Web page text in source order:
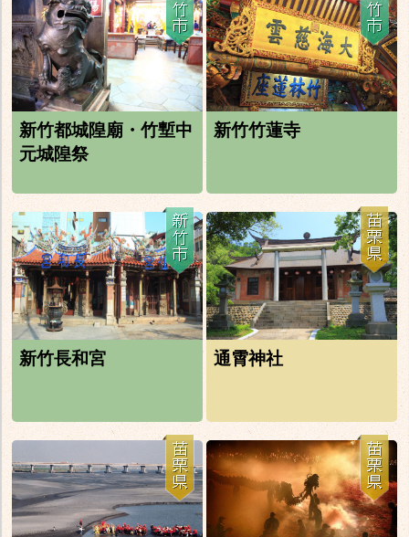
新竹都城隍廟・竹塹中
元城隍祭
新竹竹蓮寺
新竹長和宮 通霄神社